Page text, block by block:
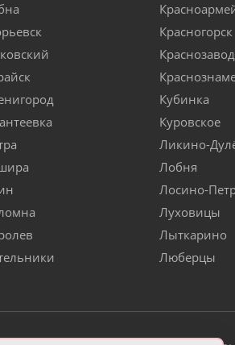
Красногорск
Кубинка
Куровское
Ликино-
Лобня
Лосино-
Луховицы
Лыткарино
Люберцы